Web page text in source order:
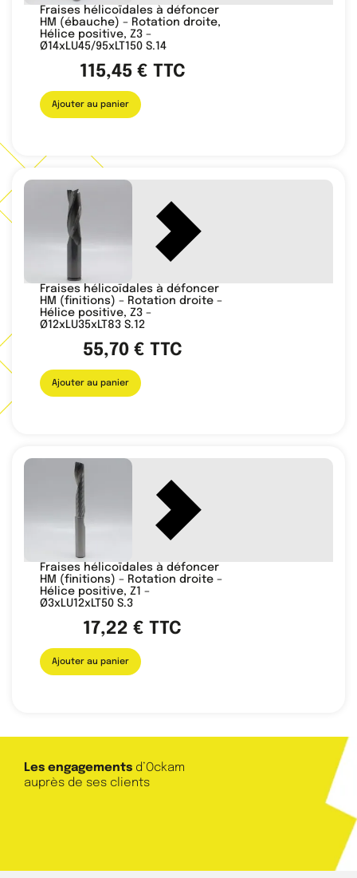
Fraises hélicoïdales à défoncer
HM (ébauche) – Rotation droite,
Hélice positive, Z3 –
Ø14xLU45/95xLT150 S.14
115,45 € TTC
Ajouter au panier
Fraises hélicoïdales à défoncer
HM (finitions) – Rotation droite –
Hélice positive, Z3 –
Ø12xLU35xLT83 S.12
55,70 € TTC
Ajouter au panier
Fraises hélicoïdales à défoncer
HM (finitions) – Rotation droite –
Hélice positive, Z1 –
Ø3xLU12xLT50 S.3
17,22€ TTC
Ajouter au panier
Les engagements d’Ockam
auprès de ses clients